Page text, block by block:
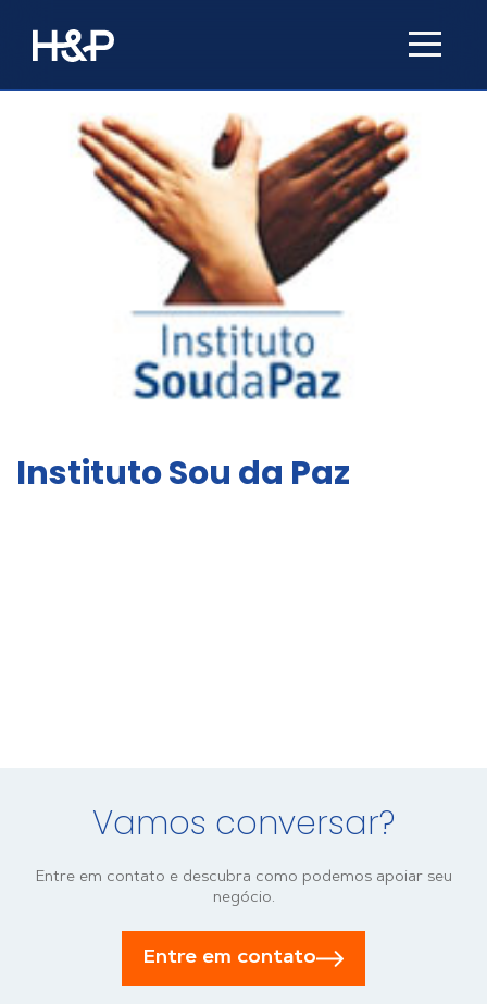
Instituto Sou da Paz
Vamos conversar?
Entre em contato e descubra como podemos apoiar seu
negócio.
Entre em contato